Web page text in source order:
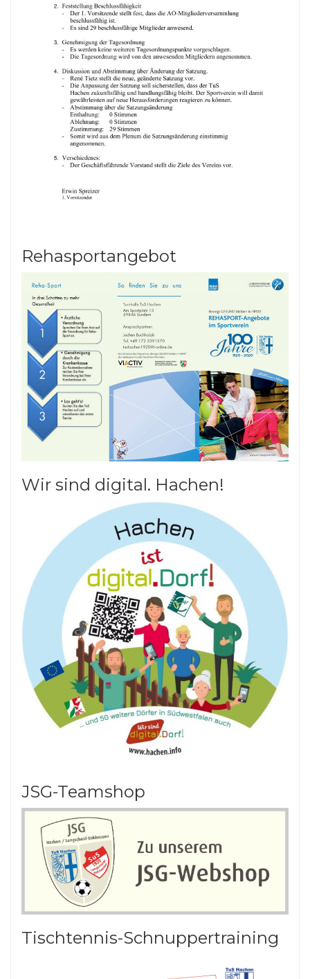
Rehasportangebot
Wir sind digital. Hachen!
JSG-Teamshop
Tischtennis-Schnuppertraining